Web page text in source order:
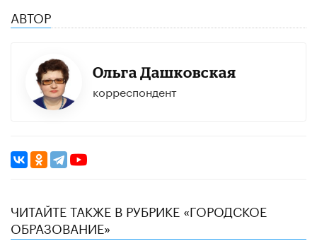
АВТОР
Ольга Дашковская
корреспондент
ЧИТАЙТЕ ТАКЖЕ В РУБРИКЕ «ГОРОДСКОЕ
ОБРАЗОВАНИЕ»